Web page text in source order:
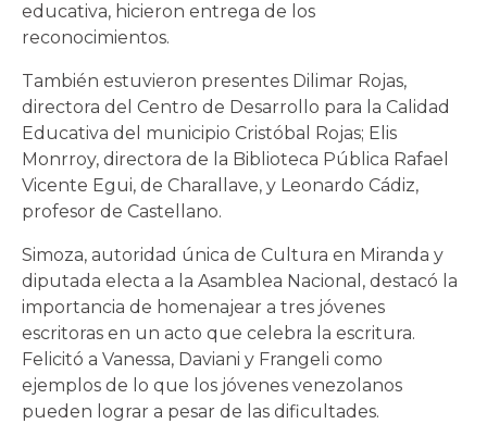
educativa, hicieron entrega de los
reconocimientos.
También estuvieron presentes Dilimar Rojas,
directora del Centro de Desarrollo para la Calidad
Educativa del municipio Cristóbal Rojas; Elis
Monrroy, directora de la Biblioteca Pública Rafael
Vicente Egui, de Charallave, y Leonardo Cádiz,
profesor de Castellano.
Simoza, autoridad única de Cultura en Miranda y
diputada electa a la Asamblea Nacional, destacó la
importancia de homenajear a tres jóvenes
escritoras en un acto que celebra la escritura.
Felicitó a Vanessa, Daviani y Frangeli como
ejemplos de lo que los jóvenes venezolanos
pueden lograr a pesar de las dificultades.